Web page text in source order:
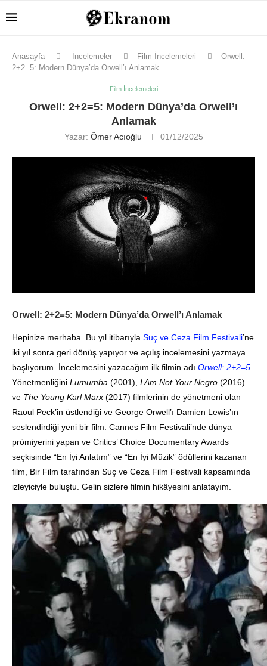
Anasayfa İncelemeler Film İncelemeleri
Orwell:
2+2=5: Modern Dünya’da Orwell’ı Anlamak
Film İncelemeleri
Orwell: 2+2=5: Modern Dünya’da Orwell’ı
Anlamak
Yazar: Ömer Acıoğlu 01/12/2025
Orwell: 2+2=5: Modern Dünya’da Orwell’ı Anlamak
Hepinize merhaba. Bu yıl itibarıyla Suç ve Ceza Film Festivali’ne
iki yıl sonra geri dönüş yapıyor ve açılış incelemesini yazmaya
başlıyorum. İncelemesini yazacağım ilk filmin adı Orwell: 2+2=5.
Yönetmenliğini Lumumba (2001), I Am Not Your Negro (2016)
ve The Young Karl Marx (2017) filmlerinin de yönetmeni olan
Raoul Peck’in üstlendiği ve George Orwell’ı Damien Lewis’ın
seslendirdiği yeni bir film. Cannes Film Festivali’nde dünya
prömiyerini yapan ve Critics’ Choice Documentary Awards
seçkisinde “En İyi Anlatım” ve “En İyi Müzik” ödüllerini kazanan
film, Bir Film tarafından Suç ve Ceza Film Festivali kapsamında
izleyiciyle buluştu. Gelin sizlere filmin hikâyesini anlatayım.